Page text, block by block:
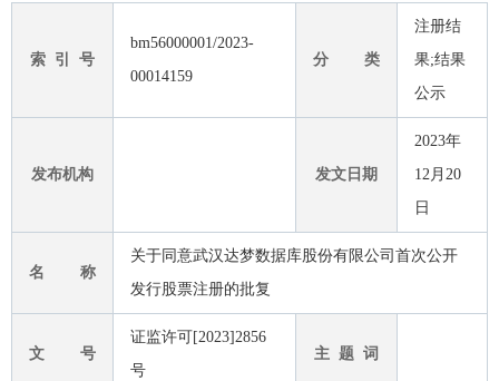
索 引 号
bm56000001/2023-
00014159
分 类
注册结
果;结果
公示
发布机构 发文日期
2023年
12月20
日
名 称
关于同意武汉达梦数据库股份有限公司首次公开
发行股票注册的批复
文 号
证监许可[2023]2856
号
主 题 词